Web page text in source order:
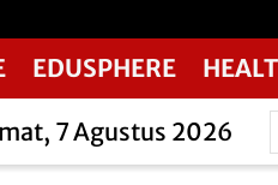
EDUSPHERE
7 Agustus 2026